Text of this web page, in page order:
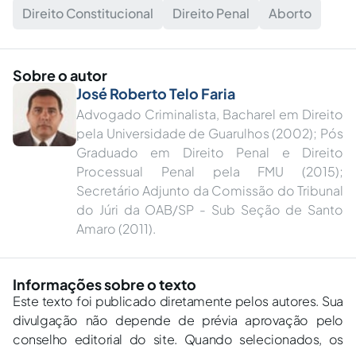
Direito Constitucional Direito Penal Aborto
Sobre o autor
José Roberto Telo Faria
Advogado Criminalista, Bacharel em Direito
pela Universidade de Guarulhos (2002); Pós
Graduado em Direito Penal e Direito
Processual Penal pela FMU (2015);
Secretário Adjunto da Comissão do Tribunal
do Júri da OAB/SP - Sub Seção de Santo
Amaro (2011).
Informações sobre o texto
Este texto foi publicado diretamente pelos autores. Sua
divulgação não depende de prévia aprovação pelo
conselho editorial do site. Quando selecionados, os